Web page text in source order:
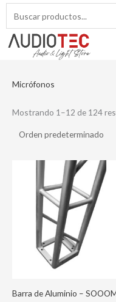
contenido
Micrófonos
Mostrando 1–12 de 124
Barra de Aluminio –